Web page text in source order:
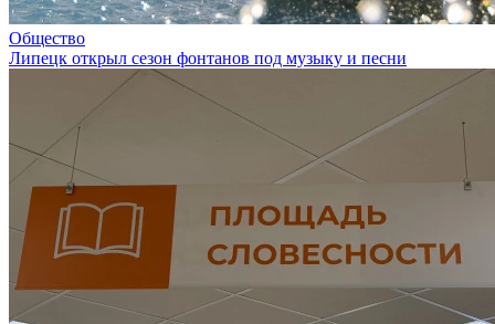
Общество
Липецк открыл сезон фонтанов под музыку и песни